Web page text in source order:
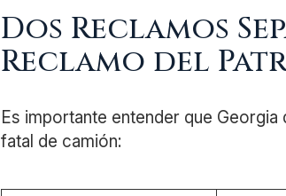
Dos Reclamos
Reclamo del
Es importante entender que
fatal de camión: